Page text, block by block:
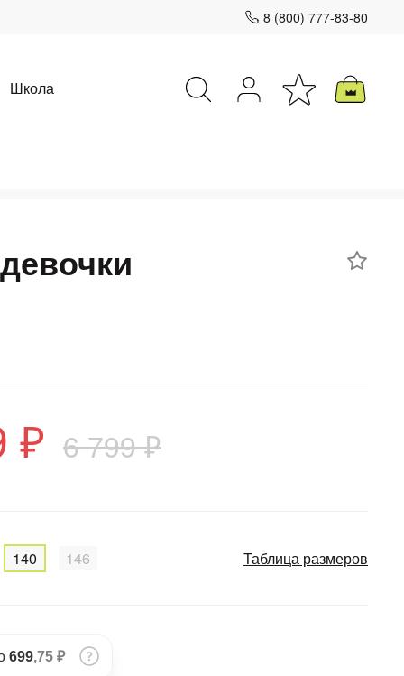
8 (800) 777-83-80
Школа
₽ 6 799 ₽
140 146 Таблица размеров
699,75 ₽